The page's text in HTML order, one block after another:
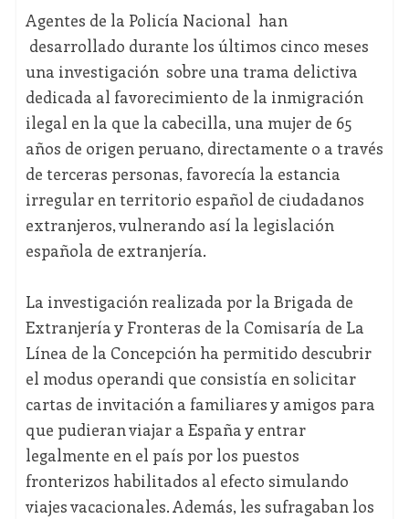
Agentes de la Policía Nacional han
desarrollado durante los últimos cinco meses
una investigación sobre una trama delictiva
dedicada al favorecimiento de la inmigración
ilegal en la que la cabecilla, una mujer de 65
años de origen peruano, directamente o a través
de terceras personas, favorecía la estancia
irregular en territorio español de ciudadanos
extranjeros, vulnerando así la legislación
española de extranjería.
La investigación realizada por la Brigada de
Extranjería y Fronteras de la Comisaría de La
Línea de la Concepción ha permitido descubrir
el modus operandi que consistía en solicitar
cartas de invitación a familiares y amigos para
que pudieran viajar a España y entrar
legalmente en el país por los puestos
fronterizos habilitados al efecto simulando
viajes vacacionales. Además, les sufragaban los